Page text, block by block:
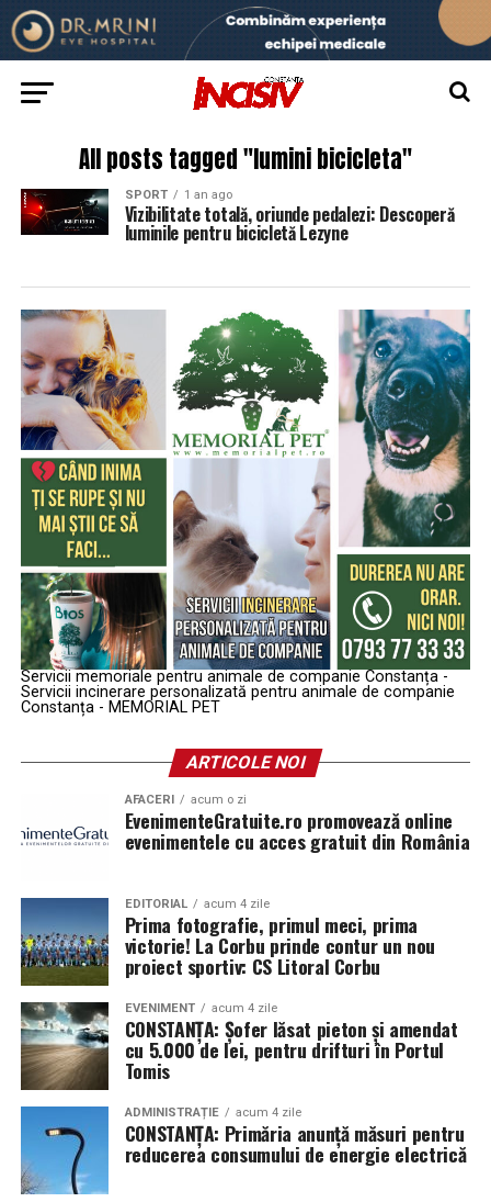
All posts tagged "lumini bicicleta"
SPORT 1 an ago
Vizibilitate totală, oriunde pedalezi: Descoperă
luminile pentru bicicletă Lezyne
Servicii memoriale pentru animale de companie Constanța -
Servicii incinerare personalizată pentru animale de companie
Constanța - MEMORIAL PET
ARTICOLE NOI
AFACERI acum o zi
EvenimenteGratuite.ro promovează online
evenimentele cu acces gratuit din România
EDITORIAL acum 4 zile
Prima fotografie, primul meci, prima
victorie! La Corbu prinde contur un nou
proiect sportiv: CS Litoral Corbu
EVENIMENT acum 4 zile
CONSTANȚA: Șofer lăsat pieton și amendat
cu 5.000 de lei, pentru drifturi în Portul
Tomis
ADMINISTRAȚIE acum 4 zile
CONSTANȚA: Primăria anunță măsuri pentru
reducerea consumului de energie electrică